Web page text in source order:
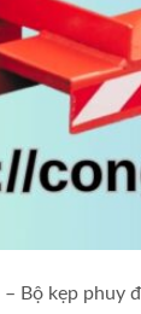
Bộ kẹp phuy